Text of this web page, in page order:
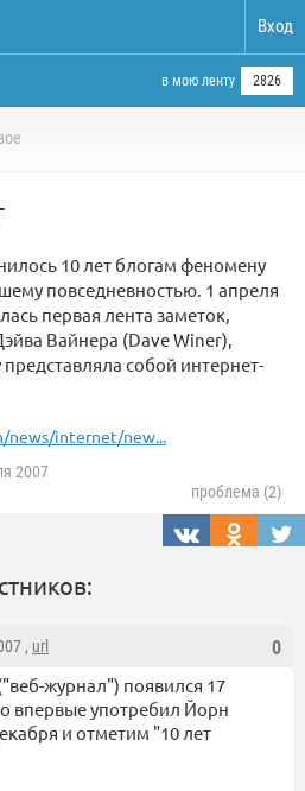
Вход
в мою ленту 2826
10 лет блогам феномену
повседневностью. 1 апреля
первая лента заметок,
Вайнера (Dave Winer),
собой интернет-
news/internet/new...
2007
проблема (2)
0
, url
журнал") появился 17
впервые употребил Йорн
и отметим "10 лет